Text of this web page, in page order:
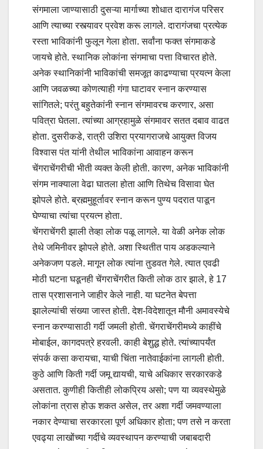
संगमाला जाण्यासाठी दुसऱ्या मार्गाच्या शोधात दारागंज परिसर
आणि त्याच्या रस्त्यावर प्रवेश करू लागले. दारागंजचा प्रत्येक
रस्ता भाविकांनी फुलून गेला होता. सर्वांना फक्त संगमाकडे
जायचे होते. स्थानिक लोकांना संगमाचा पत्ता विचारत होते.
अनेक स्थानिकांनी भाविकांची समजूत काढण्याचा प्रयत्न केला
आणि जवळच्या कोणत्याही गंगा घाटावर स्नान करण्यास
सांगितले; परंतु बहुतेकांनी स्नान संगमावरच करणार, असा
पवित्रा घेतला. त्यांच्या आग्रहामुळे संगमावर सतत दबाव वाढत
होता. दुसरीकडे, रात्री उशिरा प्रयागराजचे आयुक्त विजय
विश्वास पंत यांनी तेथील भाविकांना आवाहन करून
चेंगराचेंगरीची भीती व्यक्त केली होती. कारण, अनेक भाविकांनी
संगम नाक्याला वेढा घातला होता आणि तिथेच विसावा घेत
झोपले होते. ब्रह्ममुहूर्तावर स्नान करून पुण्य पदरात पाडून
घेण्याचा त्यांचा प्रयत्न होता.
चेंगराचेंगरी झाली तेव्हा लोक पळू लागले. या वेळी अनेक लोक
तेथे जमिनीवर झोपले होते. अशा स्थितीत पाय अडकल्याने
अनेकजण पडले. मागून लोक त्यांना तुडवत गेले. त्यात एवढी
मोठी घटना घडूनही चेंगराचेंगरीत किती लोक ठार झाले, हे 17
तास प्रशासनाने जाहीर केले नाही. या घटनेत बेपत्ता
झालेल्यांची संख्या जास्त होती. देश-विदेशातून मौनी अमावस्येचे
स्नान करण्यासाठी गर्दी जमली होती. चेंगराचेंगरीमध्ये काहींचे
मोबाईल, कागदपत्रे हरवली. काही बेशुद्ध होते. त्यांच्यापर्यंत
संपर्क कसा करायचा, याची चिंता नातेवाईकांना लागली होती.
कुठे आणि किती गर्दी जमू द्यायची, याचे अधिकार सरकारकडे
असतात. कुणीही कितीही लोकप्रिय असो; पण या व्यवस्थेमुळे
लोकांना त्रास होऊ शकत असेल, तर अशा गर्दी जमवण्याला
नकार देण्याचा सरकारला पूर्ण अधिकार होता; पण तसे न करता
एवढ्या लाखोंच्या गर्दीचे व्यवस्थापन करण्याची जबाबदारी